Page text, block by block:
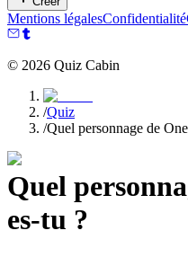
Mentions légalesConfidentialité
© 2026 Quiz Cabin
/Quiz
/Quel personnage de
Quel
es-tu ?